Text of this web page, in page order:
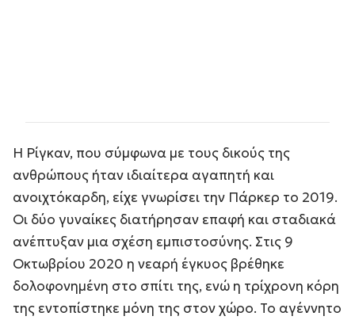
Η Ρίγκαν, που σύμφωνα με τους δικούς της
ανθρώπους ήταν ιδιαίτερα αγαπητή και
ανοιχτόκαρδη, είχε γνωρίσει την Πάρκερ το 2019.
Οι δύο γυναίκες διατήρησαν επαφή και σταδιακά
ανέπτυξαν μια σχέση εμπιστοσύνης. Στις 9
Οκτωβρίου 2020 η νεαρή έγκυος βρέθηκε
δολοφονημένη στο σπίτι της, ενώ η τρίχρονη κόρη
της εντοπίστηκε μόνη της στον χώρο. Το αγέννητο